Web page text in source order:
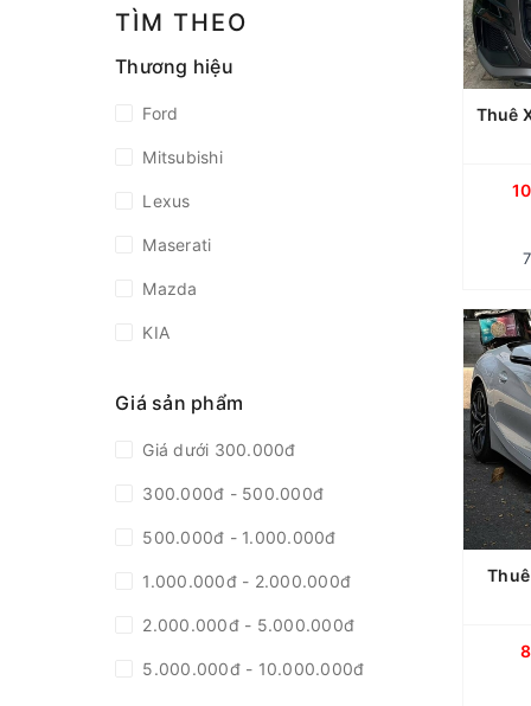
Thuê
Dịch
Tự
mái.
để
Thuê Xe BMW Z4 Mui Trần 2 Chỗ Tự Lái Tại TP.HCM
Dịch
Tự
dịch
lái
TÌM THEO
Thương hiệu
Ford
Mitsubishi
Lexus
Maserati
Mazda
KIA
VinFast
Giá sản phẩm
Giá dưới 300.000đ
300.000đ - 500.000đ
500.000đ - 1.000.000đ
1.000.000đ - 2.000.000đ
2.000.000đ - 5.000.000đ
5.000.000đ - 10.000.000đ